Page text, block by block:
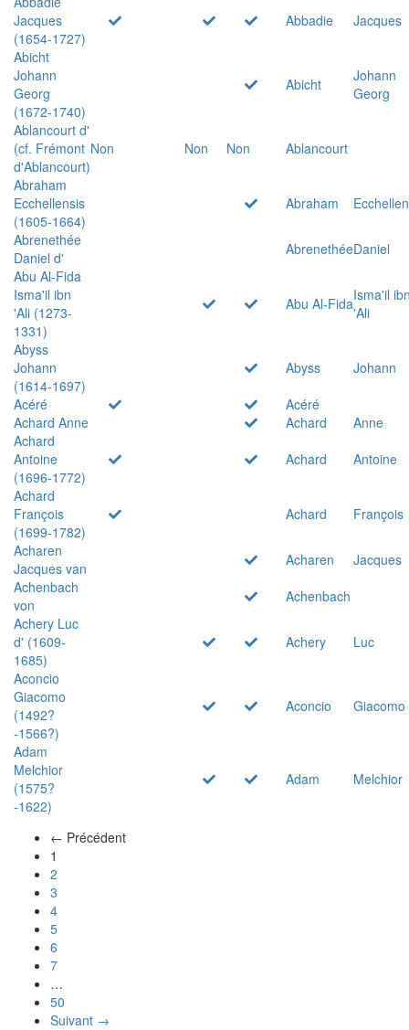
Jacques
(1654-1727)
Abbadie
Jacques
Abicht
Johann
Georg
(1672-1740)
Abicht
Johann
Georg
Ablancourt d'
(cf. Frémont
d'Ablancourt)
Non Non Non
Ablancourt
Abraham
Ecchellensis
(1605-1664)
Abraham
Abrenethée
Daniel d'
AbrenethéeDaniel
Abu Al-Fida
Isma'il ibn
'Ali (1273-
1331)
Abu Al-FidaIsma'il
'Ali
Abyss
Johann
(1614-1697)
Abyss
Johann
Acéré
Acéré
Achard Anne
Achard
Anne
Achard
Antoine
(1696-1772)
Achard
Antoine
Achard
François
(1699-1782)
Achard
François
Acharen
Jacques van
Acharen
Jacques
Achenbach
von
Achenbach
Achery Luc
d' (1609-
1685)
Achery
Luc
Aconcio
Giacomo
(1492?
-1566?)
Aconcio Giacomo
Adam
Melchior
(1575?
-1622)
Adam Melchior
← Précédent
1
2
3
4
5
6
7
…
50
Suivant →